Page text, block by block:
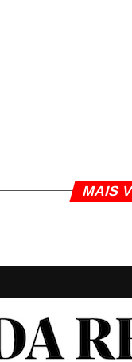
MAIS